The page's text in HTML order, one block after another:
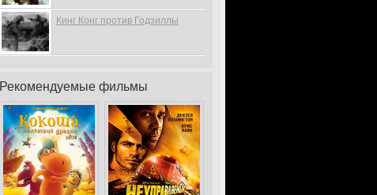
Кинг Конг против Годзиллы
Рекомендуемые фильмы